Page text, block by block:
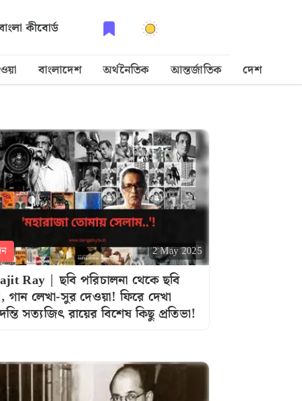
কীবোর্ড
বাংলাদেশ অর্থনৈতিক আন্তর্জাতিক দেশ
2 May 2025
Ray | ছবি পরিচালনা থেকে ছবি
লেখা-সুর দেওয়া! ফিরে দেখা
সত্যজিৎ রায়ের বিশেষ কিছু প্রতিভা!